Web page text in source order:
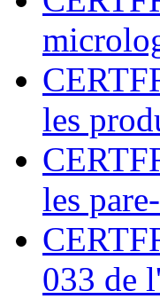
les
les
033 de